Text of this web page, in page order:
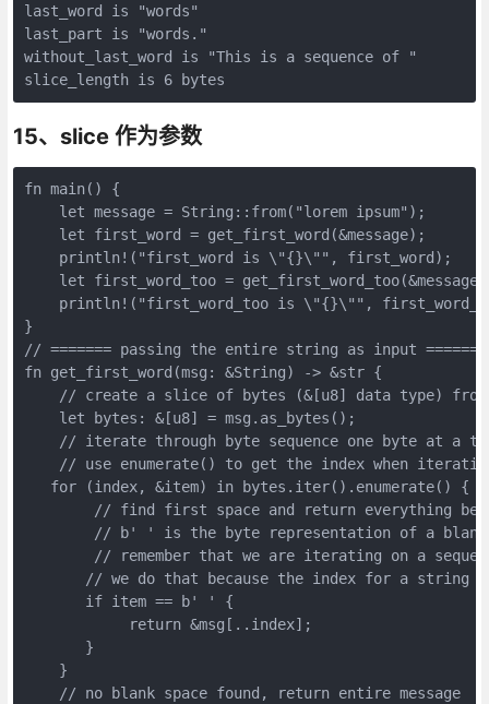
last_word is "words"
last_part is "words."
without_last_word is "This is a sequence of "
15、slice 作为参数
fn main() {
    let message = String::from("lorem ipsum");
    let first_word = get_first_word(&message);
    println!("first_word is \"{}\"", first_word);
let first_word_too =
println!("first_word_too is \"{}\"",
}
// ======= passing the entire string as input
fn get_first_word(msg: &String) -> &str {
// create a slice of bytes (&[u8] data type)
    let bytes: &[u8] = msg.as_bytes();
// iterate through byte sequence one byte at a
// use enumerate() to get the index when
   for (index, &item) in bytes.iter().enumerate() {
// find first space and return everything
// b' ' is the byte representation of a
// remember that we are iterating on a
// we do that because the index for a string
       if item == b' ' {
            return &msg[..index];
       }
    }
    // no blank space found, return entire message